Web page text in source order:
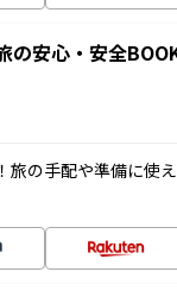
の安心・安全
旅の手配や準備に使